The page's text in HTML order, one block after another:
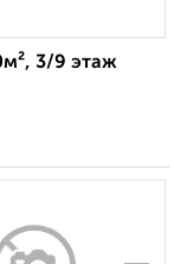
3/9 этаж